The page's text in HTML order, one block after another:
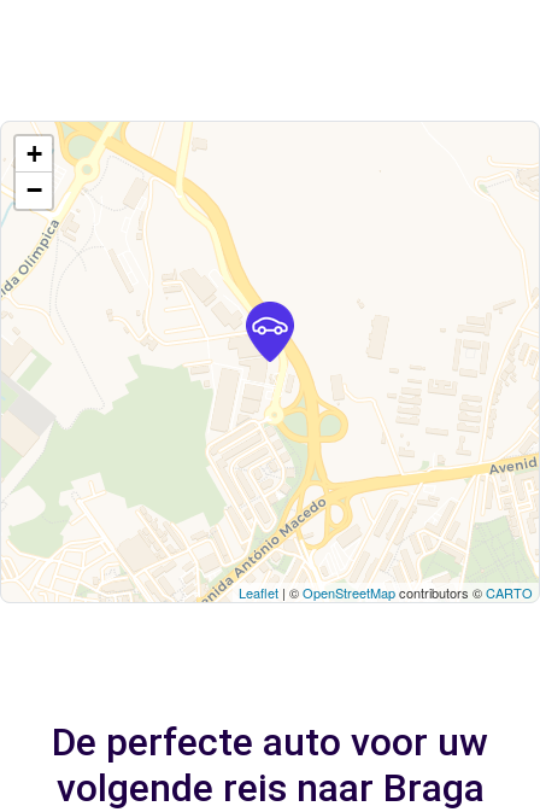
+
−
Leaflet | ©OpenStreetMapcontributors ©CARTO
De perfecte auto voor uw
volgende reis naar Braga